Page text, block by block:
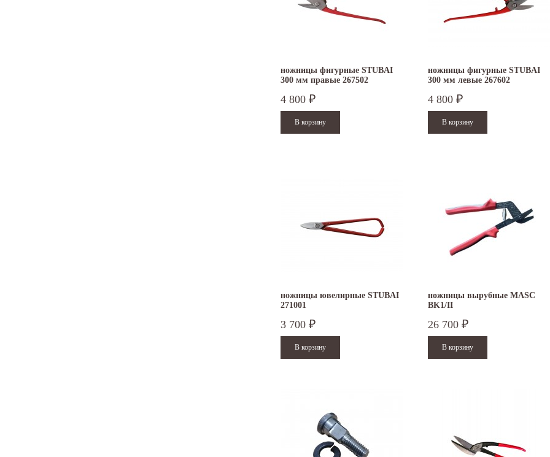
ножницы фигурные STUBAI
300 мм правые 267502
4 800 ₽
ножницы фигурные STUBAI
300 мм левые 267602
4 800 ₽
ножницы ювелирные STUBAI
271001
3 700 ₽
ножницы вырубные MASC
BK1/II
26 700 ₽